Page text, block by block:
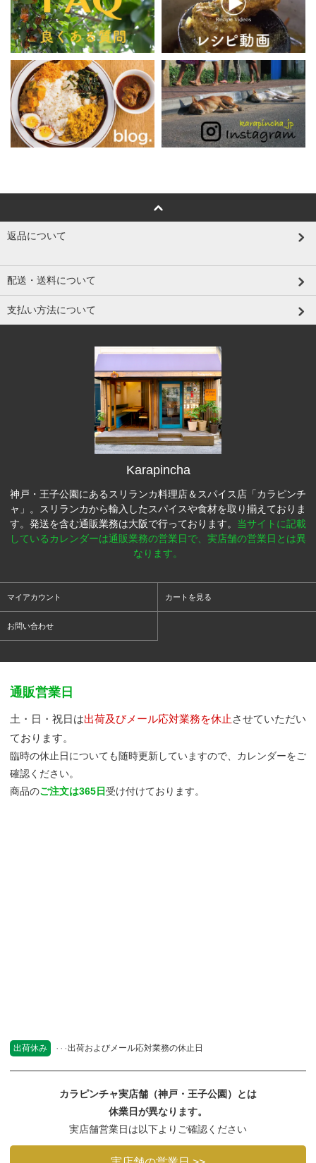
返品について
配送・送料について
支払い方法について
Karapincha
神戸・王子公園にあるスリランカ料理店＆スパイス店「カラピンチ
ャ」。スリランカから輸入したスパイスや食材を取り揃えておりま
す。発送を含む通販業務は大阪で行っております。 当サイトに記載
しているカレンダーは通販業務の営業日で、実店舗の営業日とは異
なります。
マイアカウント カートを見る
お問い合わせ
通販営業日
土・日・祝日は出荷及びメール応対業務を休止させていただい
ております。
臨時の休止日についても随時更新していますので、カレンダーをご
確認ください。
商品のご注文は365日受け付けております。
出荷休み 出荷およびメール応対業務の休止日
カラピンチャ実店舗（神戸・王子公園）とは
休業日が異なります。
実店舗営業日は以下よりご確認ください